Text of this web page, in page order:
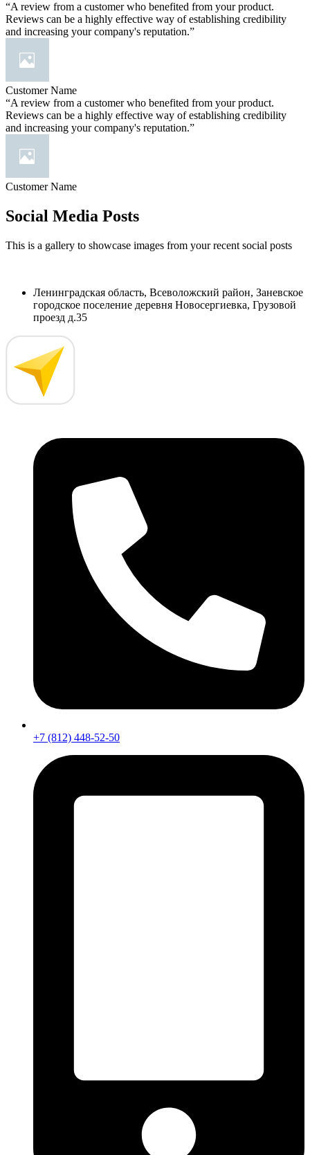
“A review from a customer who benefited from your product.
Reviews can be a highly effective way of establishing credibility
and increasing your company's reputation.”
Customer Name
“A review from a customer who benefited from your product.
Reviews can be a highly effective way of establishing credibility
and increasing your company's reputation.”
Customer Name
Social Media Posts
This is a gallery to showcase images from your recent social posts
Ленинградская область, Всеволожский район, Заневское
городское поселение деревня Новосергиевка, Грузовой
проезд д.35
+7 (812) 448-52-50